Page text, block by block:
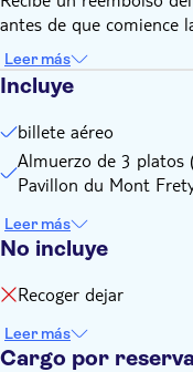
antes de que comience
Leer más
Incluye
billete aéreo
Almuerzo de 3 platos
Pavillon du Mont
Leer más
No incluye
Recoger dejar
Leer más
Cargo por reserva